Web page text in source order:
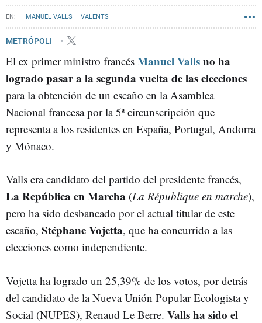
MANUEL VALLS VALENTS
METRÓPOLI
El ex primer ministro francés Manuel Vallsno ha
logrado pasar a la segunda vuelta de las elecciones
para la obtención de un escaño en la Asamblea
Nacional francesa por la 5ª circunscripción que
representa a los residentes en España, Portugal, Andorra
y Mónaco.
Valls era candidato del partido del presidente francés,
La República en Marcha (La République en marche),
pero ha sido desbancado por el actual titular de este
escaño, Stéphane Vojetta, que ha concurrido a las
elecciones como independiente.
Vojetta ha logrado un 25,39% de los votos, por detrás
del candidato de la Nueva Unión Popular Ecologista y
Social (NUPES), Renaud Le Berre. Valls ha sido el